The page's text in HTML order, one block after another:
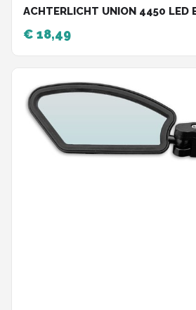
ACHTERLICHT UNION 4450 LED
€ 18,49